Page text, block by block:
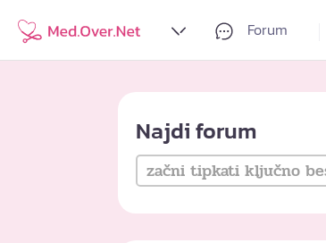
Forum
Najdi forum